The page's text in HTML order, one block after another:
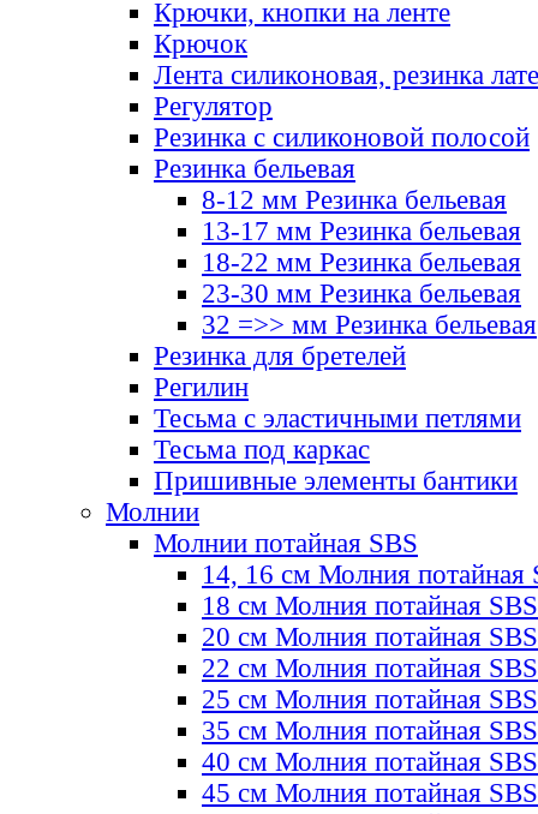
Крючки, кнопки на ленте
Крючок
Лента силиконовая, резинка
Регулятор
Резинка с силиконовой полосой
Резинка бельевая
8-12 мм Резинка бельевая
13-17 мм Резинка бельевая
18-22 мм Резинка бельевая
23-30 мм Резинка бельевая
32 =>> мм Резинка бельевая
Резинка для бретелей
Регилин
Тесьма с эластичными петлями
Тесьма под каркас
Пришивные элементы бантики
Молнии
Молнии потайная SBS
14, 16 см Молния потайная
18 см Молния потайная SBS
20 см Молния потайная SBS
22 см Молния потайная SBS
25 см Молния потайная SBS
35 см Молния потайная SBS
40 см Молния потайная SBS
45 см Молния потайная SBS